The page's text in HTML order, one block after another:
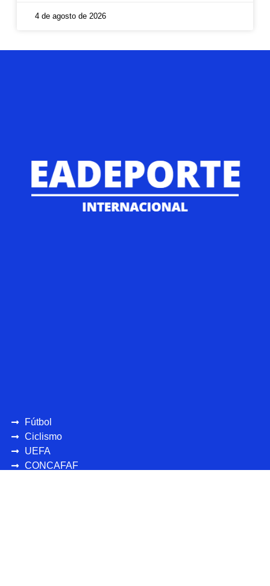
4 de agosto de 2026
Fútbol
Ciclismo
UEFA
CONCAFAF